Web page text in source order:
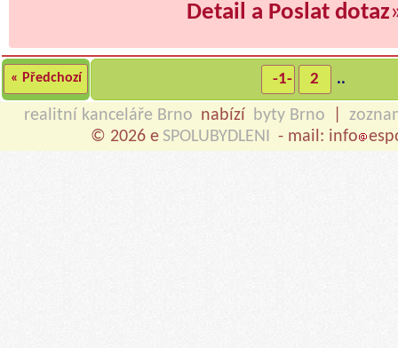
Detail a Poslat dotaz
« Předchozí -1- 2 ..
realitní kanceláře Brno nabízí byty Brno
© 2026 e SPOLUBYDLENI - mail: info